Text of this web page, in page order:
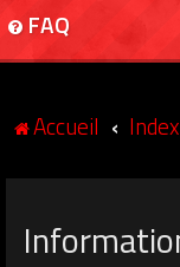
FAQ
Accueil